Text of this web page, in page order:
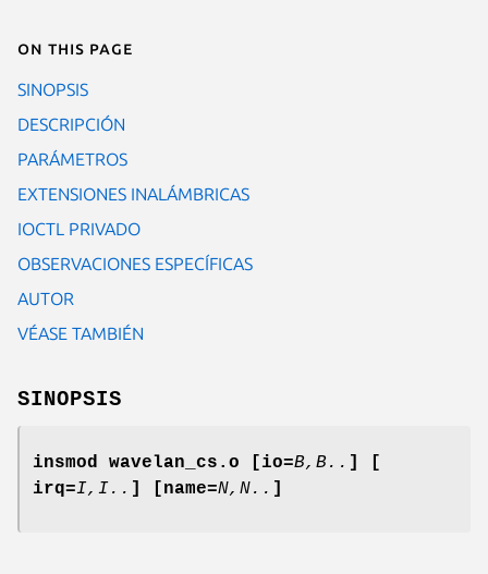
On this page
SINOPSIS
DESCRIPCIÓN
PARÁMETROS
EXTENSIONES INALÁMBRICAS
IOCTL PRIVADO
OBSERVACIONES ESPECÍFICAS
AUTOR
VÉASE TAMBIÉN
SINOPSIS
insmod wavelan_cs.o [io=B,B.. ] [
irq=I,I.. ] [name=N,N.. ]